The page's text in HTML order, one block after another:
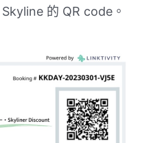
的 QR code。